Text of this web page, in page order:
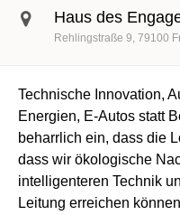
Haus des
Rehlingstraße 9 79100
Technische Innovation,
Energien, E-Autos statt
beharrlich ein, dass die
dass wir ökologische
intelligenteren Technik
Leitung erreichen